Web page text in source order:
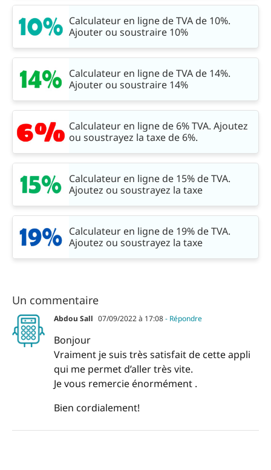
Calculateur en ligne de TVA de 10%.
Ajouter ou soustraire 10%
Calculateur en ligne de TVA de 14%.
Ajouter ou soustraire 14%
Calculateur en ligne de 6% TVA. Ajoutez
ou soustrayez la taxe de 6%.
Calculateur en ligne de 15% de TVA.
Ajoutez ou soustrayez la taxe
Calculateur en ligne de 19% de TVA.
Ajoutez ou soustrayez la taxe
Un commentaire
Abdou Sall 07/09/2022 à 17:08- Répondre
Bonjour
Vraiment je suis très satisfait de cette appli
qui me permet d’aller très vite.
Je vous remercie énormément .
Bien cordialement!